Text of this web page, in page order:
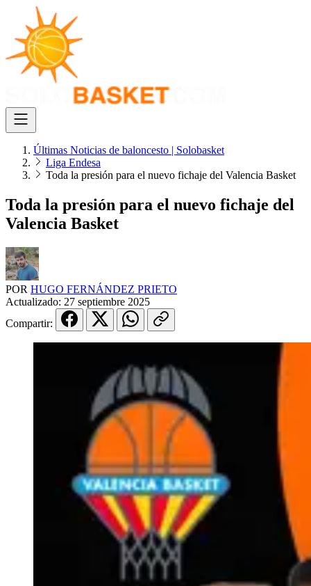
Últimas Noticias de baloncesto | Solobasket
Liga Endesa
Toda la presión para el nuevo fichaje del Valencia Basket
Toda la presión para el nuevo fichaje del
Valencia Basket
POR HUGO FERNÁNDEZ PRIETO
Actualizado: 27 septiembre 2025
Compartir: